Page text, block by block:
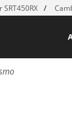
SRT450RX